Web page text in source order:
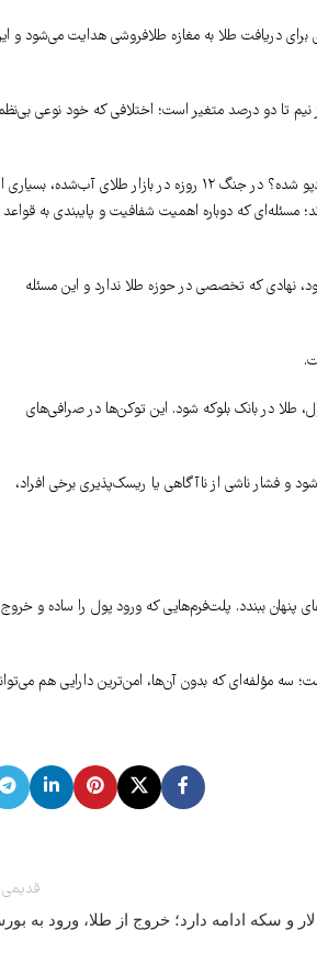
برای دریافت طلا به مغازه طلافروشی هدایت می‌شود و
نیم تا دو درصد متغیر است؛ اختلافی که خود نوعی
وی افزود: در پلتفرم‌های آنلاین طلا هنوز مشخص نیست که مشتری دقیقاً چه چیزی می‌خرد: حواله بانک کارگشایی یا طلای دپو شده؟ در جنگ ۱۲ روزه در بازار طلای آب‌شده،
مسئله‌ای که دوباره اهمیت شفافیت و پایبندی به قواعد
نهادی که تخصصی در حوزه طلا ندارد و این مسئله
طلا در بانک بلوکه شود. این توکن‌ها در صرافی‌های
و فشار ناشی از ناآگاهی یا ریسک‌پذیری برخی افراد،
پنهان ببندد. پلت‌فرم‌هایی که ورود پول را ساده و خروج
سه مؤلفه‌ای که بدون آن‌ها، امن‌ترین دارایی هم
و سکه ادامه دارد؛ خروج از طلا، ورود به